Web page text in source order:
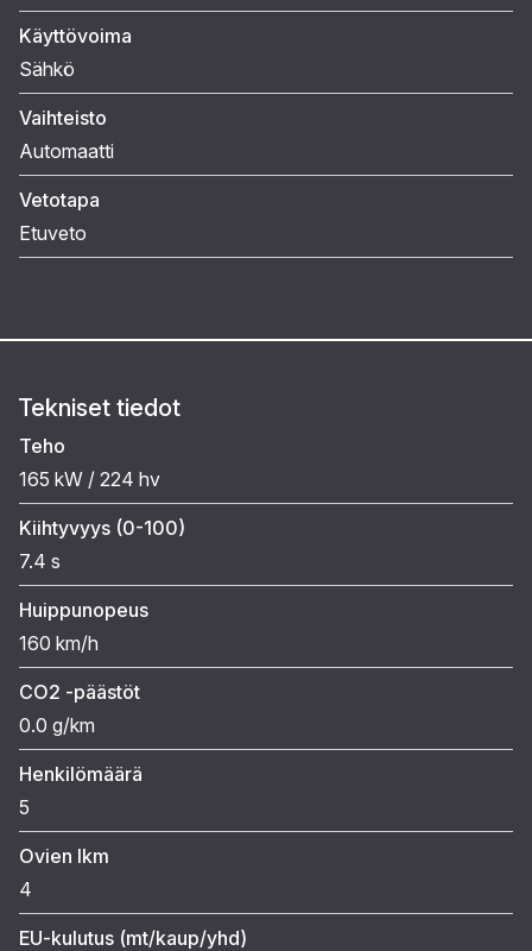
Käyttövoima
Sähkö
Vaihteisto
Automaatti
Vetotapa
Etuveto
Tekniset tiedot
Teho
165 kW / 224 hv
Kiihtyvyys (0-100)
7.4 s
Huippunopeus
160 km/h
CO2 -päästöt
0.0 g/km
Henkilömäärä
5
Ovien lkm
4
EU-kulutus (mt/kaup/yhd)